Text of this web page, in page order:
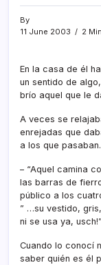
By
11 June 2003
2
En la casa de él
un sentido de
brí­o aquel que le
A veces se
enrejadas que
a los que pasaban.
– “Aquel camina
las barras de
público a los
” …su vestido,
ni se usa ya, usch!”
Cuando lo conocí­
saber quién es él